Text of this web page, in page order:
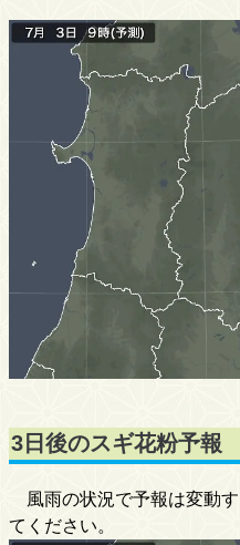
3日後のスギ花粉予報
風雨の状況で予報は変動
てください。